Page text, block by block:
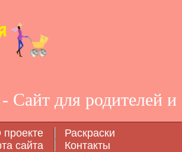
Сайт для родителей и
проекте
Раскраски
сайта Контакты